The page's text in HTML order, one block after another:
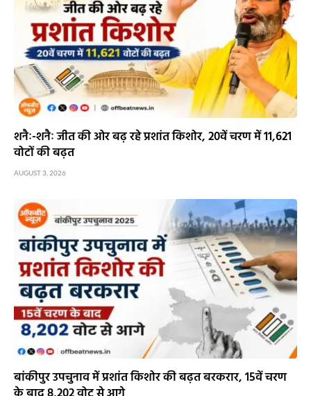
शनैः-शनैः जीत की ओर बढ़ रहे प्रशांत किशोर, 20वें चरण में 11,621
वोटों की बढ़त
AUGUST 3, 2026
बांकीपुर उपचुनाव में प्रशांत किशोर की बढ़त बरकरार, 15वें चरण